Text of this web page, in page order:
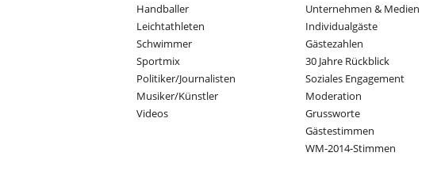
Handballer
Leichtathleten
Schwimmer
Sportmix
Politiker/Journalisten
Musiker/Künstler
Videos
Unternehmen & Medien
Individualgäste
Gästezahlen
30 Jahre Rückblick
Soziales Engagement
Moderation
Grussworte
Gästestimmen
WM-2014-Stimmen